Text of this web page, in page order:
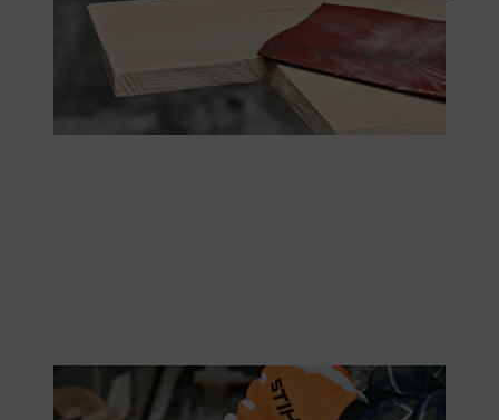
Die angeschrägte Seitenwand lässt Regenwasser ungehindert
ablaufen.